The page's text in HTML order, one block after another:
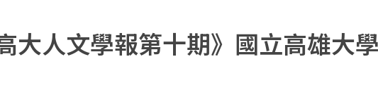
大人文學報第十期》國立高雄大